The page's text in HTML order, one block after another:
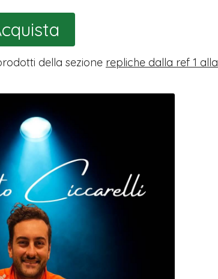
della sezione repliche dalla ref 1 alla